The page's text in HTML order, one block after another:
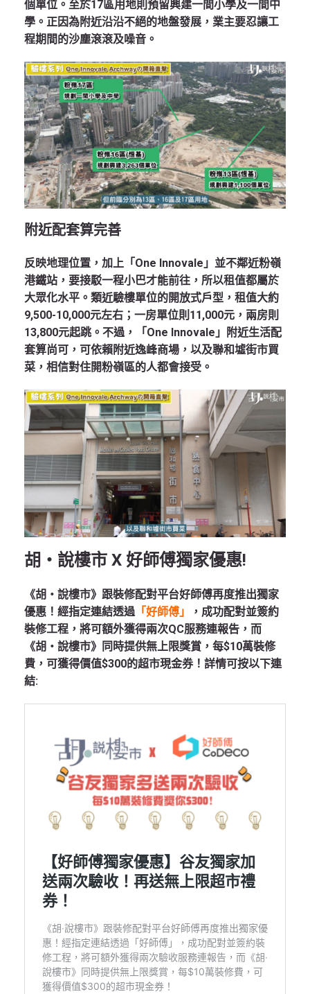
個單位。至於17區用地則預留興建一間小學及一間中
學。正因為附近沿沿不絕的地盤發展，業主要忍讓工
程期間的沙塵滾滾及噪音。
附近配套算完善
反映地理位置，加上「One Innovale」並不鄰近粉嶺
港鐵站，要接駁一程小巴才能前往，所以租值都屬於
大眾化水平。類近驗樓單位的開放式戶型，租值大約
9,500-10,000元左右；一房單位則11,000元，兩房則
13,800元起跳。不過，「One Innovale」附近生活配
套算尚可，可依賴附近逸峰商場，以及聯和墟街市買
菜，相信對住開粉嶺區的人都會接受。
胡‧說樓市 X 好師傅獨家優惠!
《胡‧說樓市》跟裝修配對平台好師傅再度推出獨家
優惠！經指定連結透過「好師傅」
，成功配對並簽約
裝修工程，將可額外獲得兩次QC服務連報告，而
《胡‧說樓市》同時提供無上限獎賞，每$10萬裝修
費，可獲得價值$300的超市現金券！詳情可按以下連
結: